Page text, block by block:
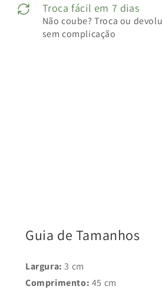
Troca fácil em 7 dias
Não coube? Troca ou
sem complicação
Guia de Tamanhos
Largura: 3 cm
Comprimento: 45 cm